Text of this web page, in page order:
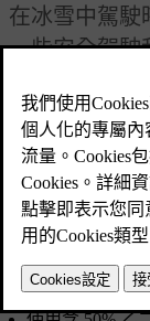
已更新 2025/04/16
在冰雪中駕駛
一些安全駕駛
在冬季狀況下駕
寒冷天氣對於
低， 為了獲得
請使用含有防
確保雨刷片沒有